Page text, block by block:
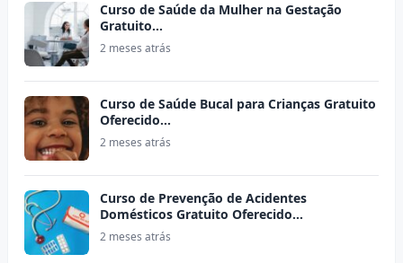
Curso de Saúde da Mulher na Gestação
Gratuito…
2 meses atrás
Curso de Saúde Bucal para Crianças Gratuito
Oferecido…
2 meses atrás
Curso de Prevenção de Acidentes
Domésticos Gratuito Oferecido…
2 meses atrás